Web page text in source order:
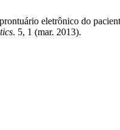
eletrônico do
. 5, 1 (mar. 2013).